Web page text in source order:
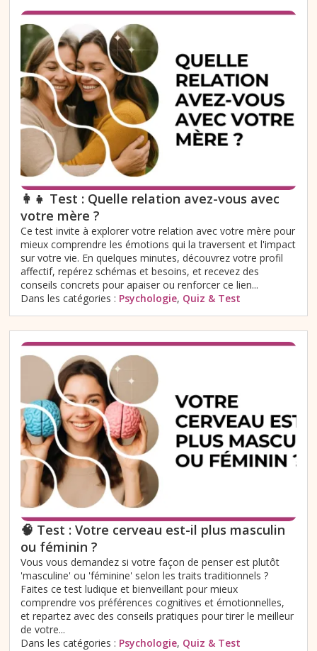
👩‍👧 Test : Quelle relation avez-vous avec
votre mère ?
Ce test invite à explorer votre relation avec votre mère pour
mieux comprendre les émotions qui la traversent et l'impact
sur votre vie. En quelques minutes, découvrez votre profil
affectif, repérez schémas et besoins, et recevez des
conseils concrets pour apaiser ou renforcer ce lien...
Dans les catégories : Psychologie, Quiz & Test
🧠 Test : Votre cerveau est-il plus masculin
ou féminin ?
Vous vous demandez si votre façon de penser est plutôt
'masculine' ou 'féminine' selon les traits traditionnels ?
Faites ce test ludique et bienveillant pour mieux
comprendre vos préférences cognitives et émotionnelles,
et repartez avec des conseils pratiques pour tirer le meilleur
de votre...
Dans les catégories : Psychologie, Quiz & Test